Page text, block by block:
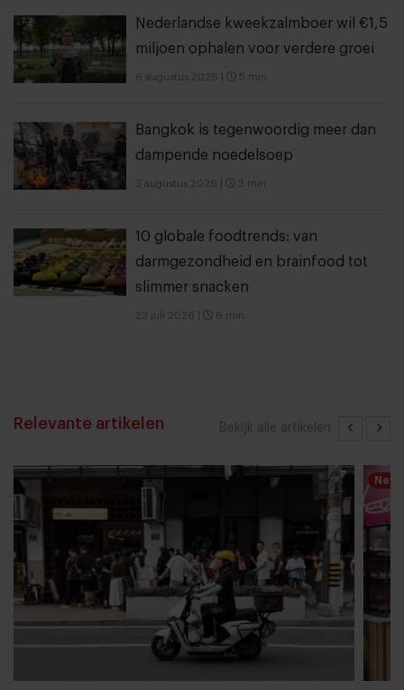
Nederlandse kweekzalmboer wil €1,5
miljoen ophalen voor verdere groei
6 augustus 2026 5 min
Bangkok is tegenwoordig meer dan
dampende noedelsoep
3 augustus 2026 3 min
10 globale foodtrends: van
darmgezondheid en brainfood tot
slimmer snacken
23 juli 2026 6 min
Bekijk alle artikelen
Relevante artikelen
New